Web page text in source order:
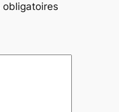
obligatoires